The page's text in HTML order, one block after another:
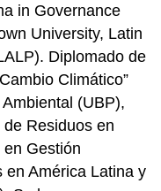
in Governance
University, Latin
Diplomado de
Climático”
(UBP),
Residuos en
Gestión
en América Latina y